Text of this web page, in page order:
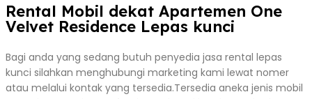
Rental Mobil dekat Apartemen One
Velvet Residence Lepas kunci
Bagi anda yang sedang butuh penyedia jasa rental lepas
kunci silahkan menghubungi marketing kami lewat nomer
atau melalui kontak yang tersedia.Tersedia aneka jenis mobil